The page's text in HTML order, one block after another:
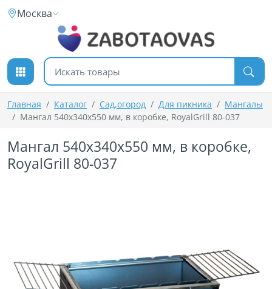
К содержимому
Москва
Поиск товаров
Главная Каталог Cад,огород Для пикника
Мангалы
Мангал 540х340х550 мм, в коробке, RoyalGrill 80-037
Мангал 540х340х550 мм, в коробке,
RoyalGrill 80-037